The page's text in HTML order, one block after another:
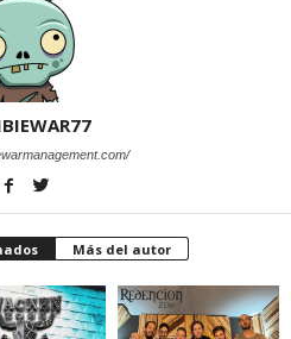
Más del autor